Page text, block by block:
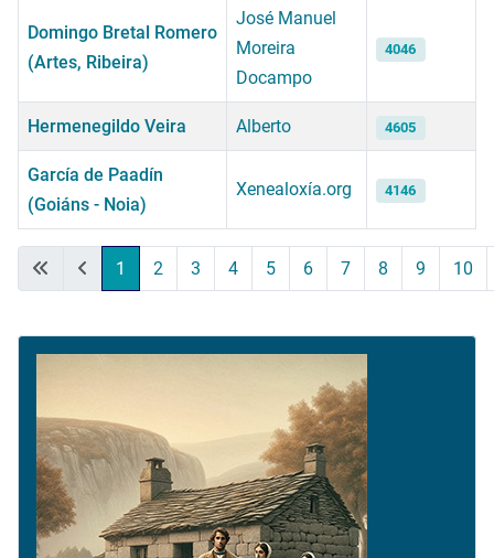
Artículos
Domingo Bretal Romero
(Artes, Ribeira)
José Manuel
Moreira
Docampo
4046
Hermenegildo Veira Alberto 4605
García de Paadín
(Goiáns - Noia)
Xenealoxía.org 4146
Página 1 de 11
1 2 3 4 5 6 7 8 9 10